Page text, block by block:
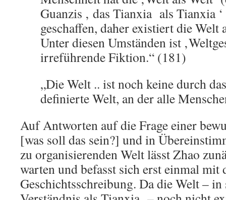
Guanzis ‚ das Tianxia als Tianxia
geschaffen, daher existiert die Welt
Unter diesen Umständen ist
irreführende Fiktion.“ (181)
„Die Welt .. ist noch keine durch
definierte Welt, an der alle
Auf Antworten auf die Frage einer
[was soll das sein?] und in
zu organisierenden Welt lässt Zhao
warten und befasst sich erst einmal mit
Geschichtsschreibung. Da die Welt –